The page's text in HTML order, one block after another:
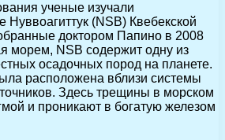
ученые изучали
Нуввоагиттук (NSB) Квебекской
доктором Папино в 2008
морем, NSB содержит одну из
осадочных пород на планете.
расположена вблизи системы
Здесь трещины в морском
и проникают в богатую железом